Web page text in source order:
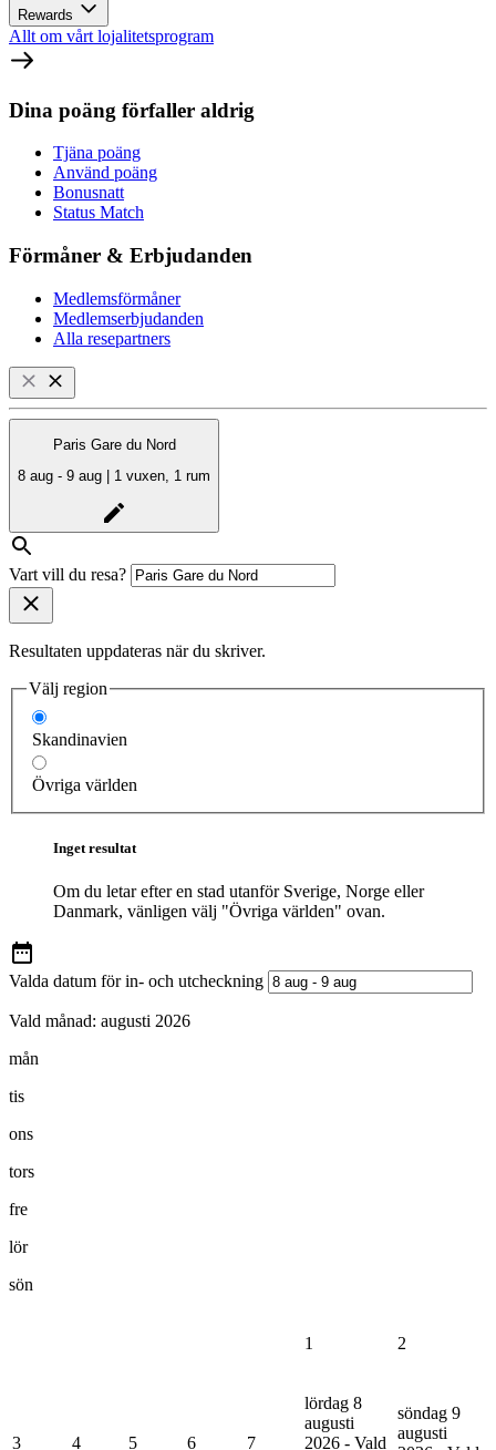
Rewards
Allt om vårt lojalitetsprogram
Dina poäng förfaller aldrig
Tjäna poäng
Använd poäng
Bonusnatt
Status Match
Förmåner & Erbjudanden
Medlemsförmåner
Medlemserbjudanden
Alla resepartners
Paris Gare du Nord
8 aug - 9 aug | 1 vuxen, 1 rum
Vart vill du resa?
Resultaten uppdateras när du skriver.
Välj region
Skandinavien
Övriga världen
Inget resultat
Om du letar efter en stad utanför Sverige, Norge eller
Danmark, vänligen välj "Övriga världen" ovan.
Valda datum för in- och utcheckning
Vald månad: augusti 2026
mån
tis
ons
tors
fre
lör
sön
1 2
3 4 5 6 7
lördag 8
augusti
2026 - Vald
söndag 9
augusti